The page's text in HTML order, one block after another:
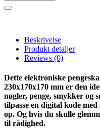
Beskrivelse
Produkt detaljer
Reviews (0)
Dette elektroniske
230x170x170 mm er den
nøgler, penge, smykker og
tilpasse en digital kode
op. Og hvis du skulle
til rådighed.